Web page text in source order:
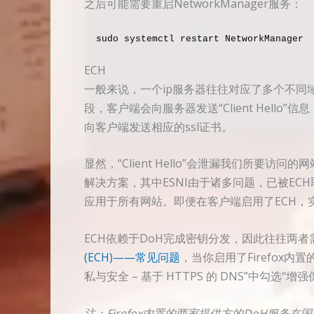
之后可能需要重启NetworkManager服务：
sudo systemctl restart NetworkManager
ECH
一般来说，一个ip服务器往往对应了多个不
段，客户端会向服务器发送“Client Hello”信
向客户端发送相应的ssl证书。
显然，“Client Hello”会泄漏我们所要访问的
解决方案，其中ESNI由于诸多问题，已被
应用于所有网站。即便在客户端启用了ECH
ECH依赖于DoH完成密钥分发，因此往往两
(ECH)——常见问题 ，当你启用了Firefox内置
私与安全 – 基于 HTTPS 的 DNS”中勾选“增